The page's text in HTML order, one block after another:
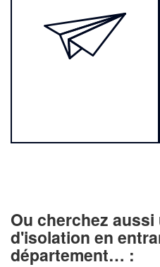
Ou cherchez
d'isolation en
département… :